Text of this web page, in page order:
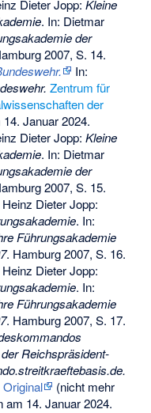
Dieter Jopp:Kleine
. In: Dietmar
der
2007, S. 14.
In:
. Zentrum für
der
Januar 2024.
Dieter Jopp:Kleine
. In: Dietmar
der
2007, S. 15.
Dieter Jopp:
. In:
Führungsakademie
. Hamburg 2007, S. 16.
Dieter Jopp:
. In:
Führungsakademie
. Hamburg 2007, S. 17.
Reichspräsident-
Original
(nicht mehr
am 14. Januar 2024.